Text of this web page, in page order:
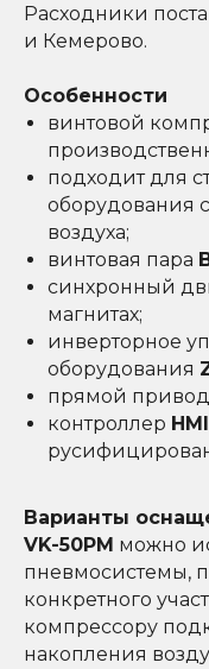
Расходники
и Кемерово.
Особенности
винтовой
подходит для
оборудования
воздуха;
винтовая пара
синхронный
магнитах;
инверторное
оборудования
прямой
контроллер
Варианты
VK-50PM можно
пневмосистемы,
конкретного
компрессору
накопления